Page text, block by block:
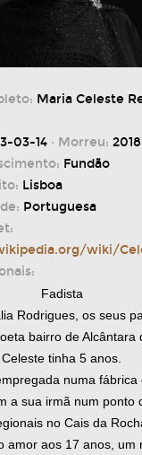
Maria Celeste
03-14 · Morreu:
Fundão
Lisboa
Portuguesa
wiki/
Fadista
Rodrigues, os seus
bairro de Alcântara
Celeste tinha 5 anos.
numa fábrica
a sua irmã num ponto
no Cais da
amor aos 17 anos, um